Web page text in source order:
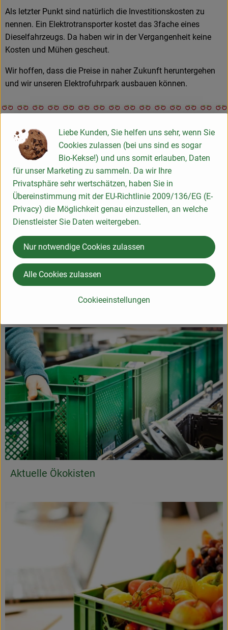
Als letzter Punkt sind natürlich die Investitionskosten zu
nennen. Ein Elektrotransporter kostet das 3fache eines
Dieselfahrzeugs. Da haben wir in der Vergangenheit keine
Kosten und Mühen gescheut.
Wir hoffen, dass die Preise in naher Zukunft heruntergehen
und wir unseren Elektrofuhrpark ausbauen können.
Das könnte Sie auch interessieren
Neu im Angebot
Aktuelle Ökokisten
Liebe Kunden, Sie helfen uns sehr, wenn Sie
Cookies zulassen (bei uns sind es sogar
Bio-Kekse!) und uns somit erlauben, Daten
für unser Marketing zu sammeln. Da wir Ihre
Privatsphäre sehr wertschätzen, haben Sie in
Übereinstimmung mit der EU-Richtlinie 2009/136/EG (E-
Privacy) die Möglichkeit genau einzustellen, an welche
Dienstleister Sie Daten weitergeben.
Cookieeinstellungen
Nur notwendige Cookies zulassen
Alle Cookies zulassen